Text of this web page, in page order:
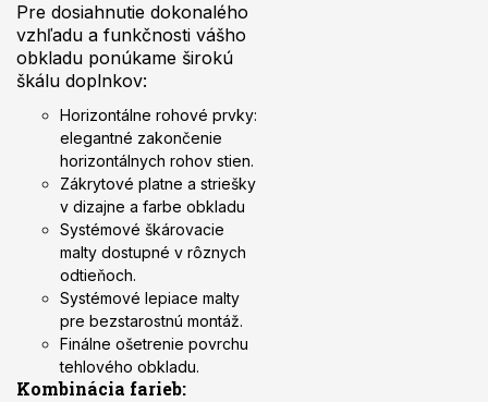
Pre dosiahnutie dokonalého
vzhľadu a funkčnosti vášho
obkladu ponúkame širokú
škálu doplnkov:
Horizontálne rohové prvky:
elegantné zakončenie
horizontálnych rohov stien.
Zákrytové platne a striešky
v dizajne a farbe obkladu
Systémové škárovacie
malty dostupné v rôznych
odtieňoch.
Systémové lepiace malty
pre bezstarostnú montáž.
Finálne ošetrenie povrchu
tehlového obkladu.
Kombinácia farieb: